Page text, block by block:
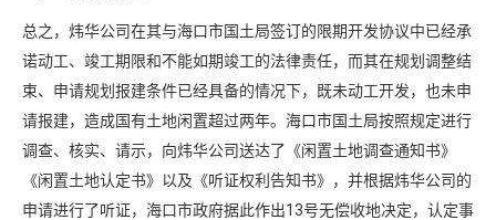
总之，炜华公司在其与海口市国土局签订的限期开发协议中已经承
诺动工、竣工期限和不能如期竣工的法律责任，而其在规划调整结
束、申请规划报建条件已经具备的情况下，既未动工开发，也未申
请报建，造成国有土地闲置超过两年。海口市国土局按照规定进行
调查、核实、请示，向炜华公司送达了《闲置土地调查通知书》
《闲置土地认定书》以及《听证权利告知书》，并根据炜华公司的
申请进行了听证，海口市政府据此作出13号无偿收地决定，认定事